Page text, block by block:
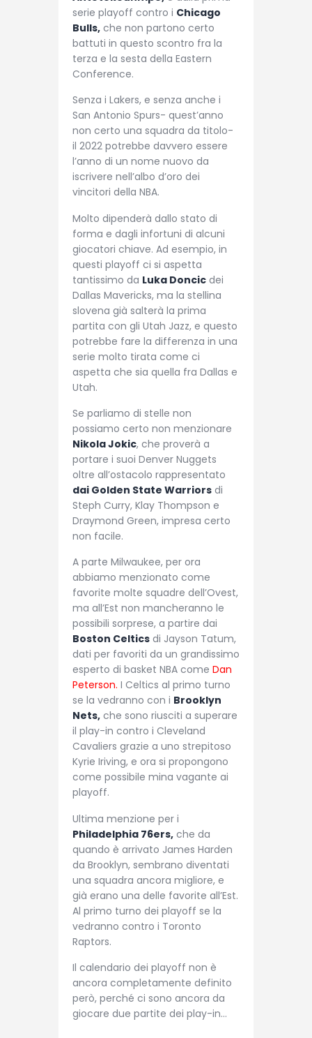
serie playoff contro i Chicago
Bulls, che non partono certo
battuti in questo scontro fra la
terza e la sesta della Eastern
Conference.
Senza i Lakers, e senza anche i
San Antonio Spurs- quest’anno
non certo una squadra da titolo-
il 2022 potrebbe davvero essere
l’anno di un nome nuovo da
iscrivere nell’albo d’oro dei
vincitori della NBA.
Molto dipenderà dallo stato di
forma e dagli infortuni di alcuni
giocatori chiave. Ad esempio, in
questi playoff ci si aspetta
tantissimo da Luka Doncic dei
Dallas Mavericks, ma la stellina
slovena già salterà la prima
partita con gli Utah Jazz, e questo
potrebbe fare la differenza in una
serie molto tirata come ci
aspetta che sia quella fra Dallas e
Utah.
Se parliamo di stelle non
possiamo certo non menzionare
Nikola Jokic, che proverà a
portare i suoi Denver Nuggets
oltre all’ostacolo rappresentato
dai Golden State Warriors di
Steph Curry, Klay Thompson e
Draymond Green, impresa certo
non facile.
A parte Milwaukee, per ora
abbiamo menzionato come
favorite molte squadre dell’Ovest,
ma all’Est non mancheranno le
possibili sorprese, a partire dai
Boston Celtics di Jayson Tatum,
dati per favoriti da un grandissimo
esperto di basket NBA come Dan
Peterson. I Celtics al primo turno
se la vedranno con i Brooklyn
Nets, che sono riusciti a superare
il play-in contro i Cleveland
Cavaliers grazie a uno strepitoso
Kyrie Iriving, e ora si propongono
come possibile mina vagante ai
playoff.
Ultima menzione per i
Philadelphia 76ers, che da
quando è arrivato James Harden
da Brooklyn, sembrano diventati
una squadra ancora migliore, e
già erano una delle favorite all’Est.
Al primo turno dei playoff se la
vedranno contro i Toronto
Raptors.
Il calendario dei playoff non è
ancora completamente definito
però, perché ci sono ancora da
giocare due partite dei play-in…